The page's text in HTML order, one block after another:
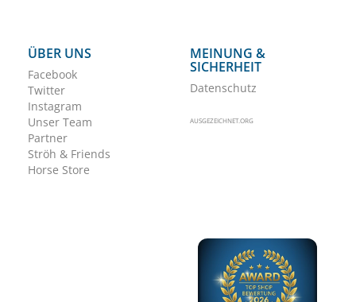
ÜBER UNS
Facebook
Twitter
Instagram
Unser Team
Partner
Ströh & Friends
Horse Store
MEINUNG &
SICHERHEIT
Datenschutz
AUSGEZEICHNET.ORG